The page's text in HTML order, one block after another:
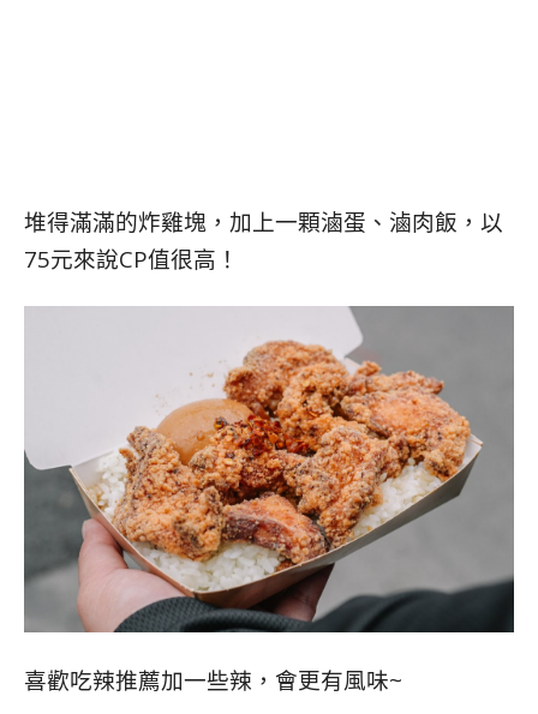
堆得滿滿的炸雞塊，加上一顆滷蛋、滷肉飯，以
75元來說CP值很高！
喜歡吃辣推薦加一些辣，會更有風味~